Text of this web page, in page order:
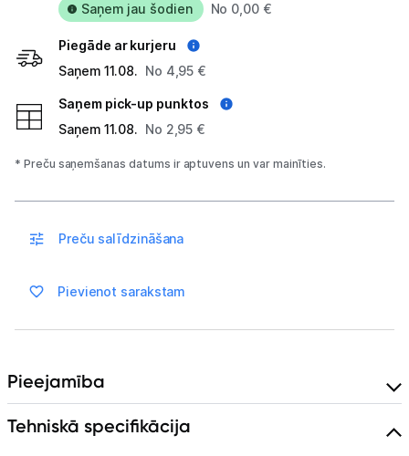
Elektriskie skrejriteņi
Droni
Vēlmju saraksts
Saņem jau šodien No 0,00 €
Piegāde ar kurjeru
Saņem 11.08. No 4,95 €
Saņem pick-up punktos
Saņem 11.08. No 2,95 €
* Preču saņemšanas datums ir aptuvens un var mainīties.
Preču salīdzināšana
Pievienot sarakstam
Pieejamība
Tehniskā specifikācija